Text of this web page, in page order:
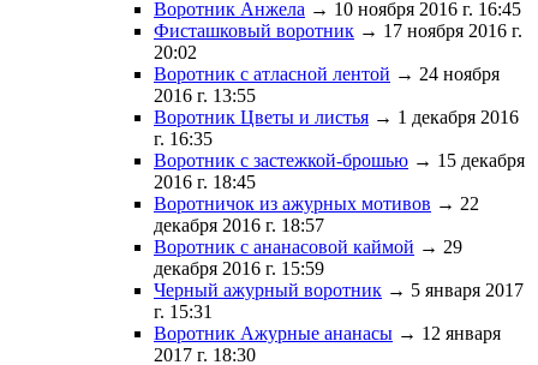
Воротник Анжела → 10 ноября 2016 г. 16:45
Фисташковый воротник → 17 ноября 2016 г.
20:02
Воротник с атласной лентой → 24 ноября
2016 г. 13:55
Воротник Цветы и листья → 1 декабря 2016
г. 16:35
Воротник с застежкой-брошью → 15 декабря
2016 г. 18:45
Воротничок из ажурных мотивов → 22
декабря 2016 г. 18:57
Воротник с ананасовой каймой → 29
декабря 2016 г. 15:59
Черный ажурный воротник → 5 января 2017
г. 15:31
Воротник Ажурные ананасы → 12 января
2017 г. 18:30